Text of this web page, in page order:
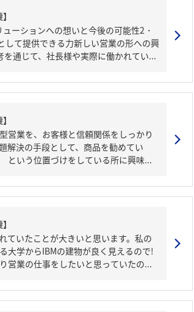
ューションへの想いと今後の可能性2・
して提供できる力新しい営業の形への興
を通じて、社長様や実際に働かれてい...
営業を、お客様と信頼関係をしっかり
解決の手段として、商品を勧めてい
という位置づけをしている所に興味...
ていたことが大きいと思います。私の
大学からIBMの建物が良く見えるので!
営業の仕事をしたいと思っていたの...